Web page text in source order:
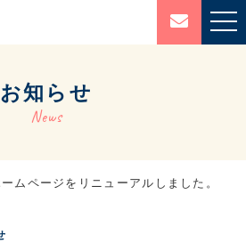
お知らせ
News
ムページをリニューアルしました。